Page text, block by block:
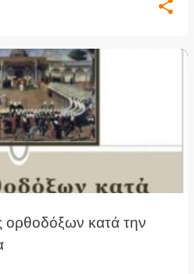
ορθοδόξων κατά την